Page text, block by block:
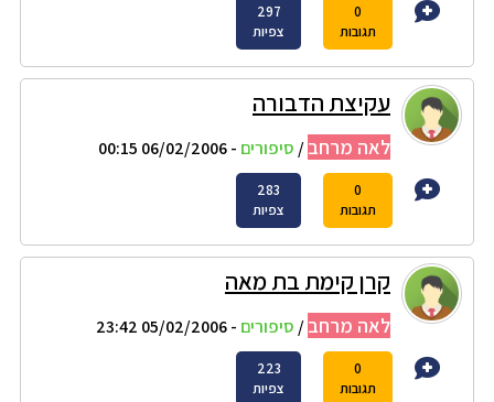
0
תגובות
297
צפיות
עקיצת הדבורה
לאה מרחב/ סיפורים - 06/02/2006 00:15
0
תגובות
283
צפיות
קרן קימת בת מאה
לאה מרחב/ סיפורים - 05/02/2006 23:42
0
תגובות
223
צפיות